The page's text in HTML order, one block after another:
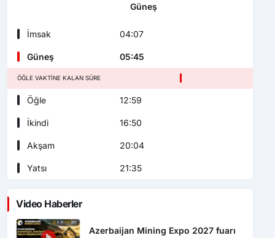
Güneş
İmsak 04:07
Güneş 05:45
ÖĞLE VAKTINE KALAN SÜRE
Öğle 12:59
İkindi 16:50
Akşam 20:04
Yatsı 21:35
Video Haberler
Azerbaijan Mining Expo 2027 fuarı